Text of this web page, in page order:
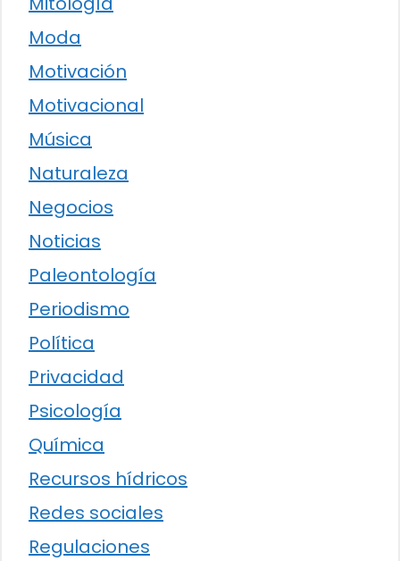
Moda
Motivación
Motivacional
Música
Naturaleza
Negocios
Noticias
Paleontología
Periodismo
Política
Privacidad
Psicología
Química
Recursos hídricos
Redes sociales
Regulaciones